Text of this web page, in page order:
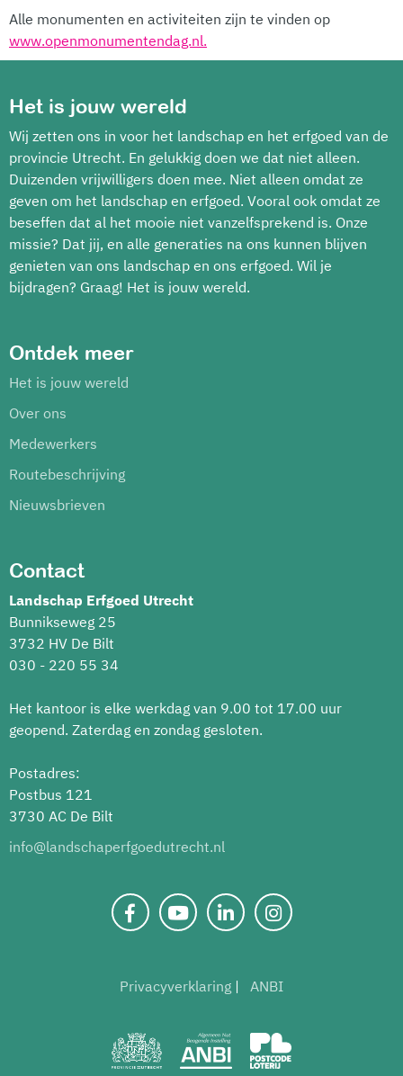
Alle monumenten en activiteiten zijn te vinden op
www.openmonumentendag.nl.
Het is jouw wereld
Wij zetten ons in voor het landschap en het erfgoed van de
provincie Utrecht. En gelukkig doen we dat niet alleen.
Duizenden vrijwilligers doen mee. Niet alleen omdat ze
geven om het landschap en erfgoed. Vooral ook omdat ze
beseffen dat al het mooie niet vanzelfsprekend is. Onze
missie? Dat jij, en alle generaties na ons kunnen blijven
genieten van ons landschap en ons erfgoed. Wil je
bijdragen? Graag! Het is jouw wereld.
Ontdek meer
Het is jouw wereld
Over ons
Medewerkers
Routebeschrijving
Nieuwsbrieven
Contact
Landschap Erfgoed Utrecht
Bunnikseweg 25
3732 HV De Bilt
030 - 220 55 34
Het kantoor is elke werkdag van 9.00 tot 17.00 uur
geopend. Zaterdag en zondag gesloten.
Postadres:
Postbus 121
3730 AC De Bilt
info@landschaperfgoedutrecht.nl
Privacyverklaring ANBI